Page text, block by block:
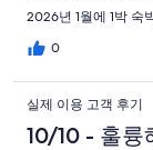
2026년 1월에 1박 숙
0
실제 이용 고객 후기
10/10 - 훌륭